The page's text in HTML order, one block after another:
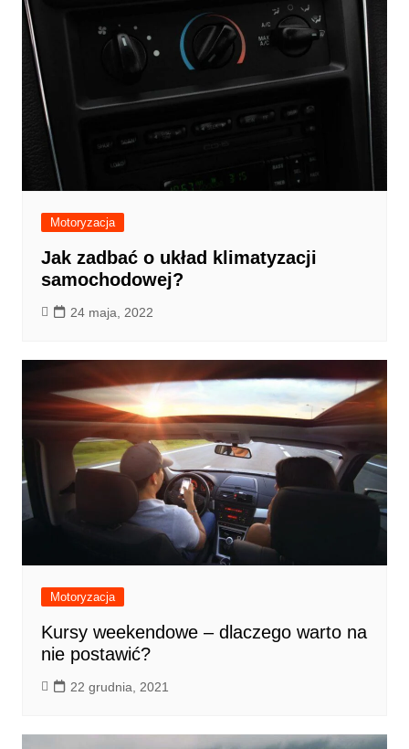
Motoryzacja
Jak zadbać o układ klimatyzacji
samochodowej?
24 maja, 2022
Motoryzacja
Kursy weekendowe – dlaczego warto na
nie postawić?
22 grudnia, 2021